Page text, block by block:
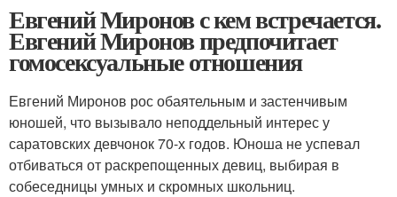
Евгений Миронов с кем встречается.
Евгений Миронов предпочитает
гомосексуальные отношения
Евгений Миронов рос обаятельным и застенчивым
юношей, что вызывало неподдельный интерес у
саратовских девчонок 70-х годов. Юноша не успевал
отбиваться от раскрепощенных девиц, выбирая в
собеседницы умных и скромных школьниц.